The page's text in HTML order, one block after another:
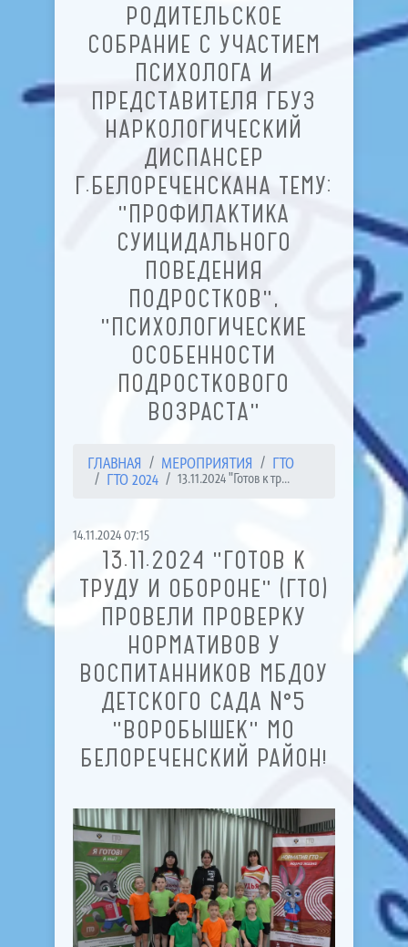
РОДИТЕЛЬСКОЕ
СОБРАНИЕ С УЧАСТИЕМ
ПСИХОЛОГА И
ПРЕДСТАВИТЕЛЯ ГБУЗ
НАРКОЛОГИЧЕСКИЙ
ДИСПАНСЕР
Г.БЕЛОРЕЧЕНСКАНА ТЕМУ:
"ПРОФИЛАКТИКА
СУИЦИДАЛЬНОГО
ПОВЕДЕНИЯ
ПОДРОСТКОВ",
"ПСИХОЛОГИЧЕСКИЕ
ОСОБЕННОСТИ
ПОДРОСТКОВОГО
ВОЗРАСТА"
ГЛАВНАЯ МЕРОПРИЯТИЯ
ГТО
ГТО 2024
13.11.2024 "Готов к тр...
14.11.2024 07:15
13.11.2024 "ГОТОВ К
ТРУДУ И ОБОРОНЕ" (ГТО)
ПРОВЕЛИ ПРОВЕРКУ
НОРМАТИВОВ У
ВОСПИТАННИКОВ МБДОУ
ДЕТСКОГО САДА №5
"ВОРОБЫШЕК" МО
БЕЛОРЕЧЕНСКИЙ РАЙОН!